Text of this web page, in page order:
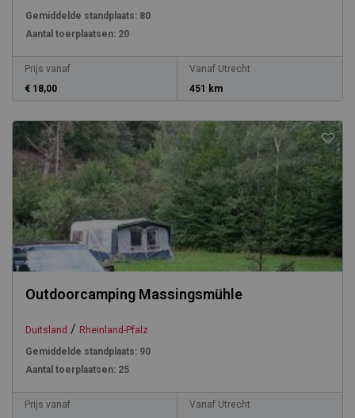
Gemiddelde standplaats: 80
Aantal toerplaatsen: 20
Prijs vanaf
€ 18,00
Vanaf Utrecht
451 km
Outdoorcamping Massingsmühle
Duitsland / Rheinland-Pfalz
Gemiddelde standplaats: 90
Aantal toerplaatsen: 25
Prijs vanaf
Vanaf Utrecht